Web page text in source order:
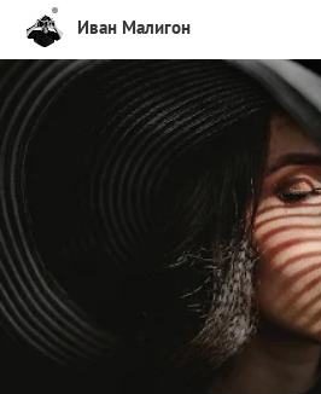
Иван Малигон